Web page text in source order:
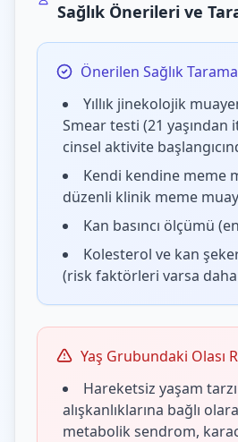
Sağlık Önerileri ve
Önerilen Sağlık
Yıllık jinekolojik
Smear testi (21 yaşından
cinsel aktivite
Kendi kendine meme
düzenli klinik meme
Kan basıncı ölçümü
Kolesterol ve kan
(risk faktörleri varsa daha
Yaş Grubundaki Olası
Hareketsiz yaşam
alışkanlıklarına bağlı
metabolik sendrom,